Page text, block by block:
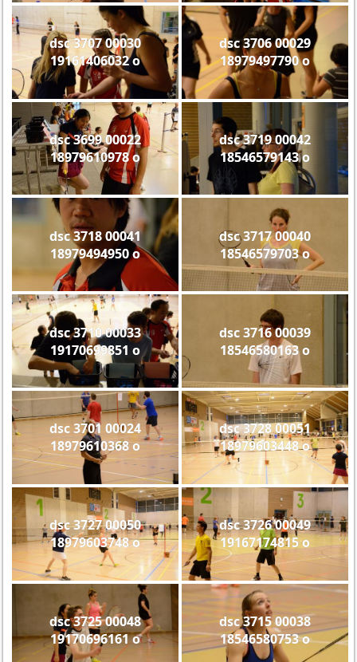
dsc 3707 00030
19161406032 o
dsc 3706 00029
18979497790 o
dsc 3699 00022
18979610978 o
dsc 3719 00042
18546579143 o
dsc 3718 00041
18979494950 o
dsc 3717 00040
18546579703 o
dsc 3710 00033
19170699851 o
dsc 3716 00039
18546580163 o
dsc 3701 00024
18979610368 o
dsc 3728 00051
18979603448 o
dsc 3727 00050
18979603748 o
dsc 3726 00049
19167174815 o
dsc 3725 00048
19170696161 o
dsc 3715 00038
18546580753 o